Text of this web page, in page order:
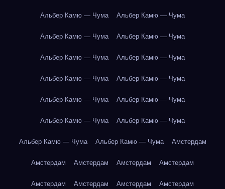
Альбер Камю — Чума Альбер Камю — Чума
Альбер Камю — Чума Альбер Камю — Чума
Альбер Камю — Чума Альбер Камю — Чума
Альбер Камю — Чума Альбер Камю — Чума
Альбер Камю — Чума Альбер Камю — Чума
Альбер Камю — Чума Альбер Камю — Чума
Альбер Камю — Чума Альбер Камю — Чума Амстердам
Амстердам Амстердам Амстердам Амстердам
Амстердам Амстердам Амстердам Амстердам